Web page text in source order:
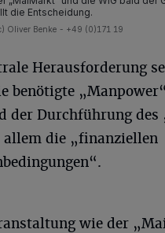
die Entscheidung.
Oliver Benke - +49 (0)171 19
Herausforderung
benötigte
der Durchführung des
allem die „finanziellen
wie der